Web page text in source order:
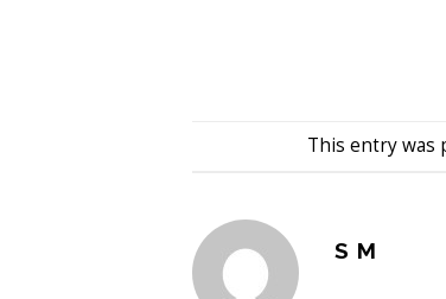
This entry was
S M